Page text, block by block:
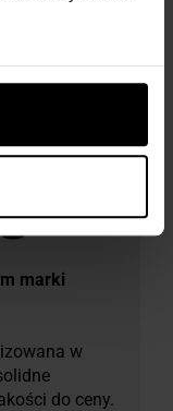
marki
w
do ceny.